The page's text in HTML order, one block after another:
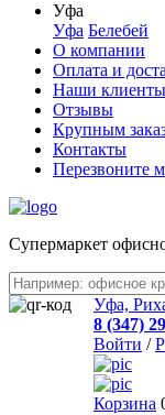
Уфа
Уфа Белебей
О компании
Оплата и
Наши клиенты
Отзывы
Крупным
Контакты
Перезвоните
Cупермаркет
Уфа,
8 (347)
Войти /
Корзина